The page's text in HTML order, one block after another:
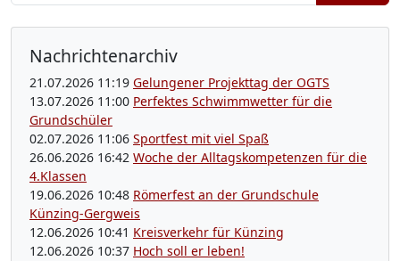
Nachrichtenarchiv
21.07.2026 11:19 Gelungener Projekttag der OGTS
13.07.2026 11:00 Perfektes Schwimmwetter für die
Grundschüler
02.07.2026 11:06 Sportfest mit viel Spaß
26.06.2026 16:42 Woche der Alltagskompetenzen für die
4.Klassen
19.06.2026 10:48 Römerfest an der Grundschule
Künzing-Gergweis
12.06.2026 10:41 Kreisverkehr für Künzing
12.06.2026 10:37 Hoch soll er leben!